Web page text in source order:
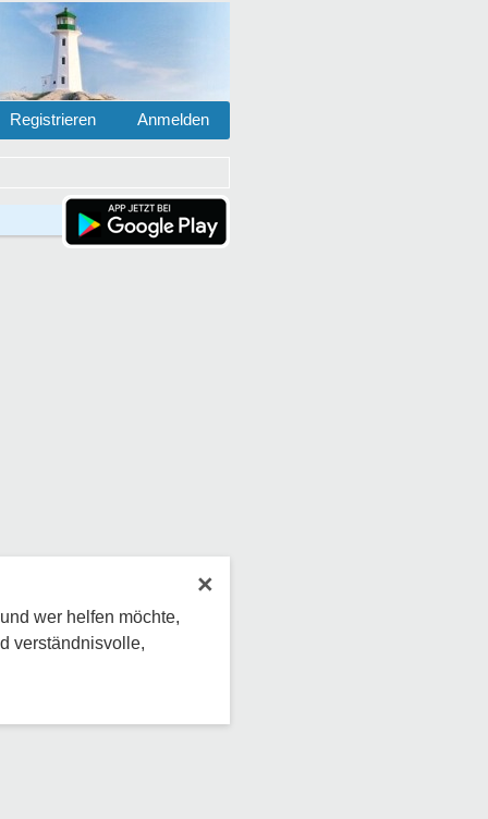
Anmelden
Registrieren
×
wer helfen möchte,
verständnisvolle,